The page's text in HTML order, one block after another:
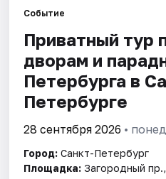
Города
Площадки
Артисты
Рейтинги
Событие
Приватный тур
дворам и
Петербурга в
Петербурге
28 сентября 2026 •
Город: Санкт-Петербург
Площадка: Загородный